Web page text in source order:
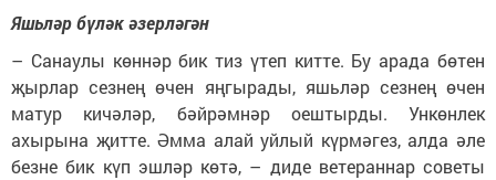
Яшьләр бүләк әзерләгән
– Санаулы көннәр бик тиз үтеп китте. Бу арада бөтен
җырлар сезнең өчен яңгырады, яшьләр сезнең өчен
матур кичәләр, бәйрәмнәр оештырды. Ункөнлек
ахырына җитте. Әмма алай уйлый күрмәгез, алда әле
безне бик күп эшләр көтә, – диде ветераннар советы